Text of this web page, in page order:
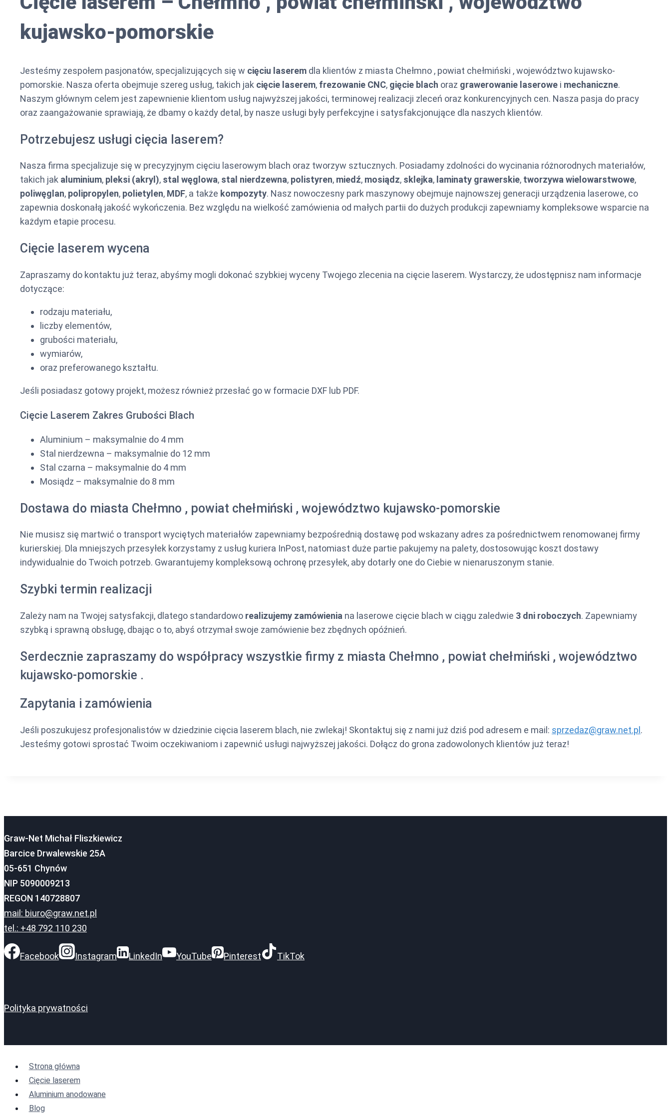
kujawsko-pomorskie
Jesteśmy zespołem pasjonatów, specjalizujących się w cięciu laserem dla klientów z miasta Chełmno , powiat chełmiński , województwo kujawsko-
pomorskie. Nasza oferta obejmuje szereg usług, takich jak cięcie laserem, frezowanie CNC, gięcie blach oraz grawerowanie laserowe i mechaniczne.
Naszym głównym celem jest zapewnienie klientom usług najwyższej jakości, terminowej realizacji zleceń oraz konkurencyjnych cen. Nasza pasja do pracy
oraz zaangażowanie sprawiają, że dbamy o każdy detal, by nasze usługi były perfekcyjne i satysfakcjonujące dla naszych klientów.
Potrzebujesz usługi cięcia laserem?
Nasza firma specjalizuje się w precyzyjnym cięciu laserowym blach oraz tworzyw sztucznych. Posiadamy zdolności do wycinania różnorodnych materiałów,
takich jak aluminium, pleksi (akryl), stal węglowa, stal nierdzewna, polistyren, miedź, mosiądz, sklejka, laminaty grawerskie, tworzywa wielowarstwowe,
poliwęglan, polipropylen, polietylen, MDF, a także kompozyty. Nasz nowoczesny park maszynowy obejmuje najnowszej generacji urządzenia laserowe, co
zapewnia doskonałą jakość wykończenia. Bez względu na wielkość zamówienia od małych partii do dużych produkcji zapewniamy kompleksowe wsparcie na
każdym etapie procesu.
Cięcie laserem wycena
Zapraszamy do kontaktu już teraz, abyśmy mogli dokonać szybkiej wyceny Twojego zlecenia na cięcie laserem. Wystarczy, że udostępnisz nam informacje
dotyczące:
rodzaju materiału,
liczby elementów,
grubości materiału,
wymiarów,
oraz preferowanego kształtu.
Jeśli posiadasz gotowy projekt, możesz również przesłać go w formacie DXF lub PDF.
Cięcie Laserem Zakres Grubości Blach
Aluminium – maksymalnie do 4 mm
Stal nierdzewna – maksymalnie do 12 mm
Stal czarna – maksymalnie do 4 mm
Mosiądz – maksymalnie do 8 mm
Dostawa do miasta Chełmno , powiat chełmiński , województwo kujawsko-pomorskie
Nie musisz się martwić o transport wyciętych materiałów zapewniamy bezpośrednią dostawę pod wskazany adres za pośrednictwem renomowanej firmy
kurierskiej. Dla mniejszych przesyłek korzystamy z usług kuriera InPost, natomiast duże partie pakujemy na palety, dostosowując koszt dostawy
indywidualnie do Twoich potrzeb. Gwarantujemy kompleksową ochronę przesyłek, aby dotarły one do Ciebie w nienaruszonym stanie.
Szybki termin realizacji
Zależy nam na Twojej satysfakcji, dlatego standardowo realizujemy zamówienia na laserowe cięcie blach w ciągu zaledwie 3 dni roboczych. Zapewniamy
szybką i sprawną obsługę, dbając o to, abyś otrzymał swoje zamówienie bez zbędnych opóźnień.
Serdecznie zapraszamy do współpracy wszystkie firmy z miasta Chełmno , powiat chełmiński , województwo
kujawsko-pomorskie .
Zapytania i zamówienia
Jeśli poszukujesz profesjonalistów w dziedzinie cięcia laserem blach, nie zwlekaj! Skontaktuj się z nami już dziś pod adresem e mail: sprzedaz@graw.net.pl .
Jesteśmy gotowi sprostać Twoim oczekiwaniom i zapewnić usługi najwyższej jakości. Dołącz do grona zadowolonych klientów już teraz!
Graw-Net Michał Fliszkiewicz
Barcice Drwalewskie 25A
05-651 Chynów
NIP 5090009213
REGON 140728807
mail: biuro@graw.net.pl
tel.: +48 792 110 230
Facebook Instagram LinkedIn YouTube Pinterest TikTok
Polityka prywatności
Strona główna
Cięcie laserem
Aluminium anodowane
Blog